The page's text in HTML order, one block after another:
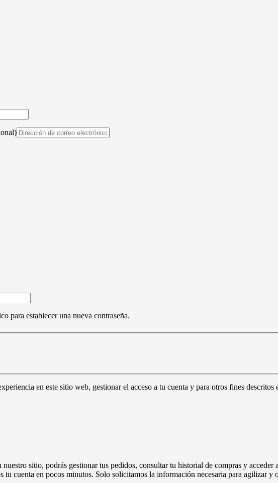
para establecer una nueva contraseña.
en este sitio web, gestionar el acceso a tu cuenta y para otros fines descritos
sitio, podrás gestionar tus pedidos, consultar tu historial de compras y acceder
cuenta en pocos minutos. Solo solicitamos la información necesaria para agilizar y